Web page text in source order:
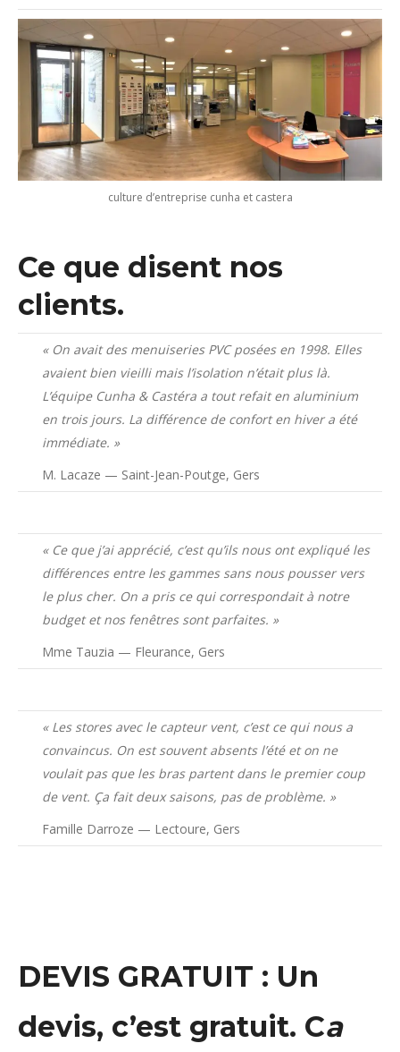
culture d’entreprise cunha et castera
Ce que disent nos
clients.
« On avait des menuiseries PVC posées en 1998. Elles
avaient bien vieilli mais l’isolation n’était plus là.
L’équipe Cunha & Castéra a tout refait en aluminium
en trois jours. La différence de confort en hiver a été
immédiate. »
M. Lacaze — Saint-Jean-Poutge, Gers
« Ce que j’ai apprécié, c’est qu’ils nous ont expliqué les
différences entre les gammes sans nous pousser vers
le plus cher. On a pris ce qui correspondait à notre
budget et nos fenêtres sont parfaites. »
Mme Tauzia — Fleurance, Gers
« Les stores avec le capteur vent, c’est ce qui nous a
convaincus. On est souvent absents l’été et on ne
voulait pas que les bras partent dans le premier coup
de vent. Ça fait deux saisons, pas de problème. »
Famille Darroze — Lectoure, Gers
DEVIS GRATUIT : Un
devis, c’est gratuit. Ca